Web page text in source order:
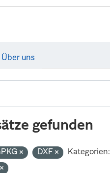
Über uns
gefunden
DXF Kategorien: